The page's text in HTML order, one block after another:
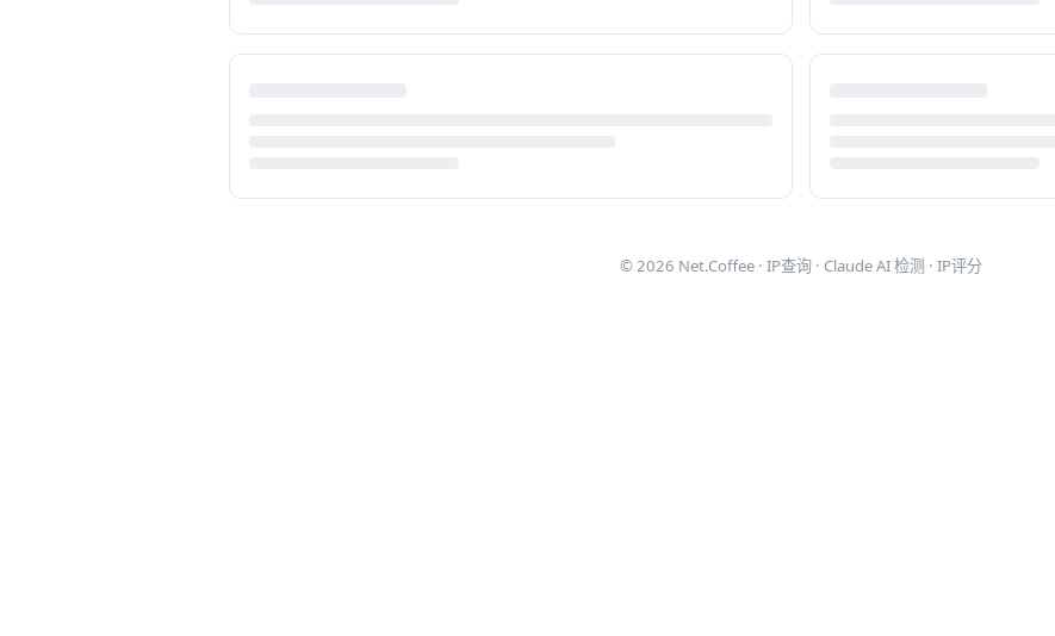
© 2026 Net.Coffee · IP查询 · Claude AI 检测 · IP评分